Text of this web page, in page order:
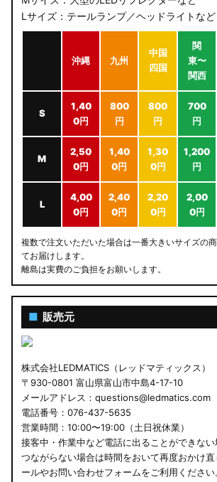
Lサイズ：テールランプ／ヘッドライトなど
沖縄 九州
中国
四国
関
東〜
関西
S
1,40
0円
800
円
800
円
700
円
M
2,50
0円
1,40
0円
1,30
0円
1,200
円
L
4,00
0円
2,40
0円
2,20
0円
2,00
0円
複数で注文いただいた場合は一番大きいサイズの
てお届けします。
離島は実費のご負担をお願いします。
■ 販売元
株式会社LEDMATICS（レッドマティックス）
〒930-0801 富山県富山市中島4-17-10
メールアドレス：questions@ledmatics.com
電話番号：076-437-5635
営業時間：10:00〜19:00（土日祝休業）
接客中・作業中など電話に出ることができない
つながらない場合は時間をおいて再度おかけ
ールやお問い合わせフォームをご利用ください